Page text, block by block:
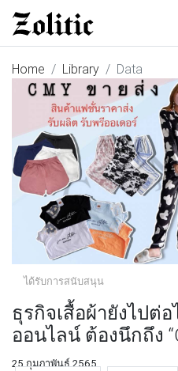
Home Library Data
ได้รับการสนับสนุน
ธุรกิจเสื้อผ้ายังไปต่
ออนไลน์ ต้องนึกถึง
25 กุมภาพันธ์ 2565